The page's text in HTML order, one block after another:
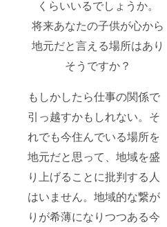
くらいいるでしょうか。
将来あなたの子供が心から
地元だと言える場所はあり
そうですか？
もしかしたら仕事の関係で
引っ越すかもしれない。そ
れでも今住んでいる場所を
地元だと思って、地域を盛
り上げることに批判する人
はいません。地域的な繋が
りが希薄になりつつある今